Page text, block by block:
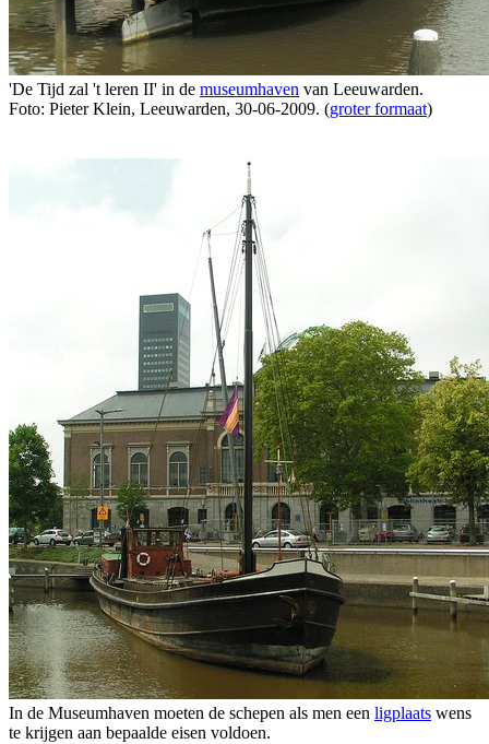
'De Tijd zal 't leren II' in de museumhaven van Leeuwarden.
Foto: Pieter Klein, Leeuwarden, 30-06-2009. (groter formaat)
In de Museumhaven moeten de schepen als men een ligplaats wens
te krijgen aan bepaalde eisen voldoen.